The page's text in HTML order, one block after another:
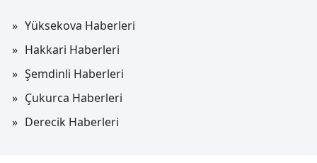
Yüksekova Haberleri
Hakkari Haberleri
Şemdinli Haberleri
Çukurca Haberleri
Derecik Haberleri